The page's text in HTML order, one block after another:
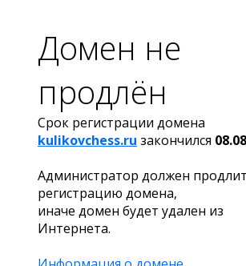
Домен не
продлён
Срок регистрации домена
kulikovchess.ru закончился
Администратор должен
регистрацию домена,
иначе домен будет удален из
Интернета.